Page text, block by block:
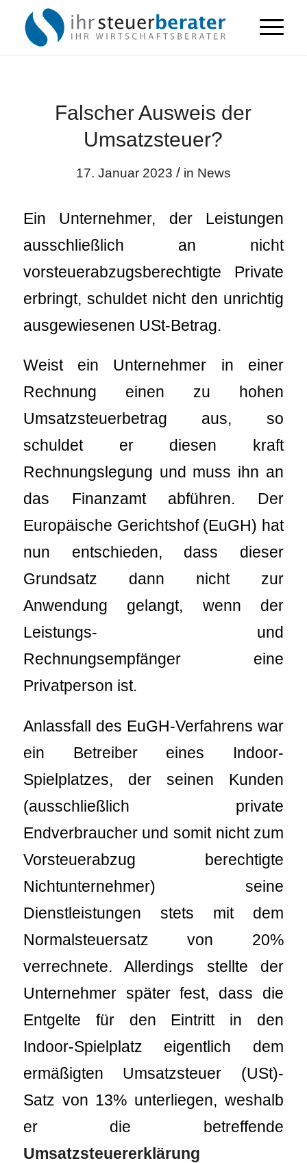
Falscher Ausweis der
Umsatzsteuer?
17. Januar 2023 / in News
Ein Unternehmer, der Leistungen
ausschließlich an nicht
vorsteuerabzugsberechtigte Private
erbringt, schuldet nicht den unrichtig
ausgewiesenen USt-Betrag.
Weist ein Unternehmer in einer
Rechnung einen zu hohen
Umsatzsteuerbetrag aus, so
schuldet er diesen kraft
Rechnungslegung und muss ihn an
das Finanzamt abführen. Der
Europäische Gerichtshof (EuGH) hat
nun entschieden, dass dieser
Grundsatz dann nicht zur
Anwendung gelangt, wenn der
Leistungs- und
Rechnungsempfänger eine
Privatperson ist.
Anlassfall des EuGH-Verfahrens war
ein Betreiber eines Indoor-
Spielplatzes, der seinen Kunden
(ausschließlich private
Endverbraucher und somit nicht zum
Vorsteuerabzug berechtigte
Nichtunternehmer) seine
Dienstleistungen stets mit dem
Normalsteuersatz von 20%
verrechnete. Allerdings stellte der
Unternehmer später fest, dass die
Entgelte für den Eintritt in den
Indoor-Spielplatz eigentlich dem
ermäßigten Umsatzsteuer (USt)-
Satz von 13% unterliegen, weshalb
er die betreffende
Umsatzsteuererklärung